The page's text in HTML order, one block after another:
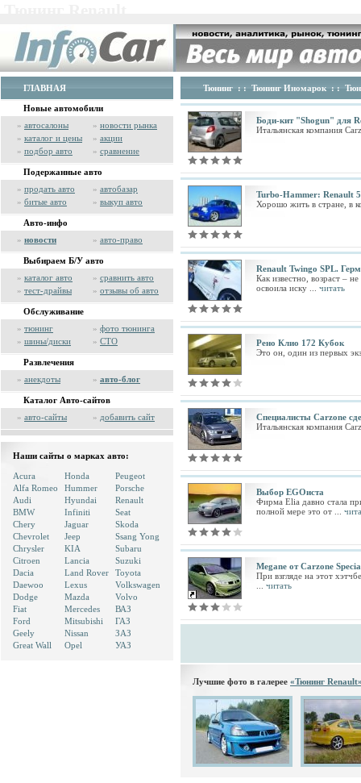
ГЛАВНАЯ
Новые автомобили
» автосалоны » новости рынка
» каталог и цены » акции
» подбор авто » сравнение
Подержанные авто
» продать авто » автобазар
» битые авто » выкуп авто
Авто-инфо
» новости » авто-право
Выбираем Б/У авто
» каталог авто » сравнить авто
» тест-драйвы » отзывы об авто
Обслуживание
» тюнинг » фото тюнинга
» шины/диски » СТО
Развлечения
» анекдоты » авто-блог
Каталог Авто-сайтов
» авто-сайты » добавить сайт
Наши сайты о марках авто:
Acura
Alfa Romeo
Audi
BMW
Chery
Chevrolet
Chrysler
Citroen
Dacia
Daewoo
Dodge
Fiat
Ford
Geely
Great Wall
Honda
Hummer
Hyundai
Infiniti
Jaguar
Jeep
KIA
Lancia
Land Rover
Lexus
Mazda
Mercedes
Mitsubishi
Nissan
Opel
Peugeot
Porsche
Renault
Seat
Skoda
Ssang Yong
Subaru
Suzuki
Toyota
Volkswagen
Volvo
ВАЗ
ГАЗ
ЗАЗ
УАЗ
Тюнинг : : Тюнинг Иномарок : :
Боди-кит "Shogun" для
Итальянская компания
Turbo-Hammer: Renault
Хорошо жить в стране, в
Renault Twingo SPL.
Как известно, возраст –
освоила иску ... читать
Рено Клио 172 Кубок
Это он, один из первых
Специалисты Carzone
Итальянская компания
Выбор EGOиста
Фирма Elia давно стала
полной мере это от ...
Megane от Carzone
При взгляде на этот
читать
Лучшие фото в галерее «Тюнинг